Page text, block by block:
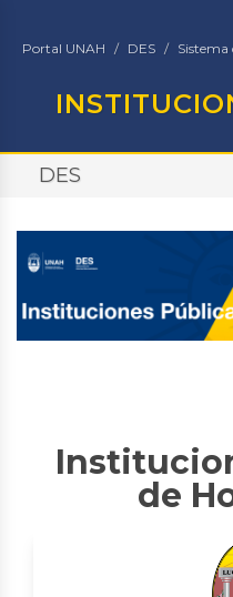
Portal UNAH DES Sistema
DES
de